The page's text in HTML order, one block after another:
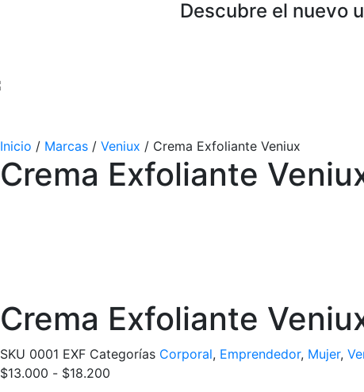
Descubre el nuevo
Inicio / Marcas / Veniux / Crema Exfoliante Veniux
Crema Exfoliante
Crema Exfoliante
SKU 0001 EXF Categorías Corporal, Emprendedor, Mujer,
$13.000 - $18.200